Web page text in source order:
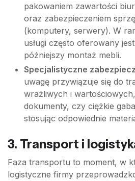
pakowaniem zawartości
oraz zabezpieczeniem
(komputery, serwery). W
usługi często oferowany
późniejszy montaż mebli.
Specjalistyczne
uwagę przywiązuje się do
wrażliwych i
dokumenty, czy ciężkie
stosując odpowiednie
3. Transport i
Faza transportu to moment, w
logistyczne firmy